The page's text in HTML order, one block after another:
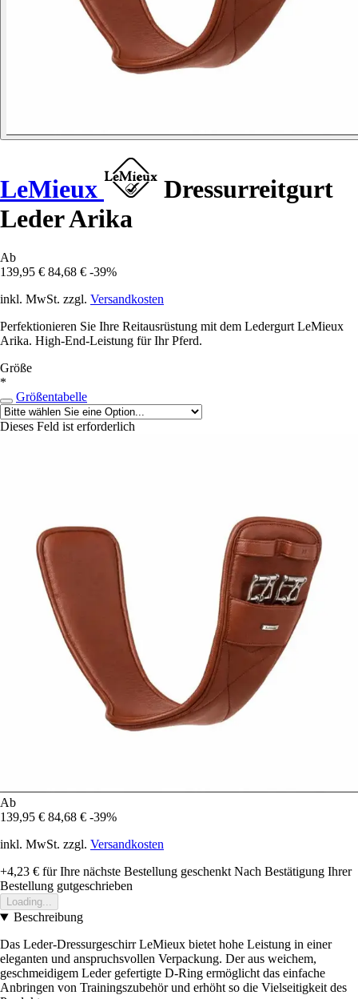
LeMieux
Dressurreitgurt
Leder Arika
Ab
139,95 € 84,68 € -39%
inkl. MwSt. zzgl. Versandkosten
Perfektionieren Sie Ihre Reitausrüstung mit dem Ledergurt LeMieux
Arika. High-End-Leistung für Ihr Pferd.
Größe
*
Größentabelle
Dieses Feld ist erforderlich
Ab
139,95 € 84,68 € -39%
inkl. MwSt. zzgl. Versandkosten
+4,23 € für Ihre nächste Bestellung geschenkt Nach Bestätigung Ihrer
Bestellung gutgeschrieben
Loading...
Beschreibung
Das Leder-Dressurgeschirr LeMieux bietet hohe Leistung in einer
eleganten und anspruchsvollen Verpackung. Der aus weichem,
geschmeidigem Leder gefertigte D-Ring ermöglicht das einfache
Anbringen von Trainingszubehör und erhöht so die Vielseitigkeit des